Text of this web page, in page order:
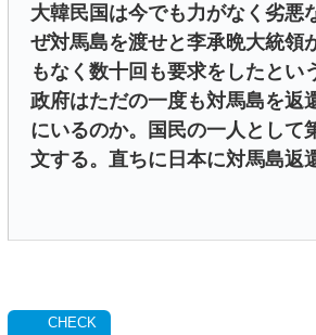
大韓民国は今でも力がなく劣悪
ぜ対馬島を渡せと李承晩大統領
もなく数十回も要求をしたとい
政府はただの一度も対馬島を返
にいるのか。国民の一人として
文する。直ちに日本に対馬島返